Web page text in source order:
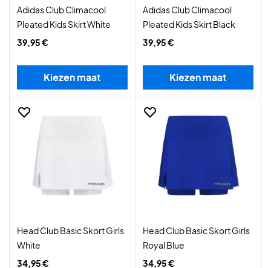
Adidas Club Climacool
Pleated Kids Skirt White
39,95 €
Kiezen maat
Adidas Club Climacool
Pleated Kids Skirt Black
39,95 €
Kiezen maat
Head Club Basic Skort Girls
White
34,95 €
Head Club Basic Skort Girls
Royal Blue
34,95 €